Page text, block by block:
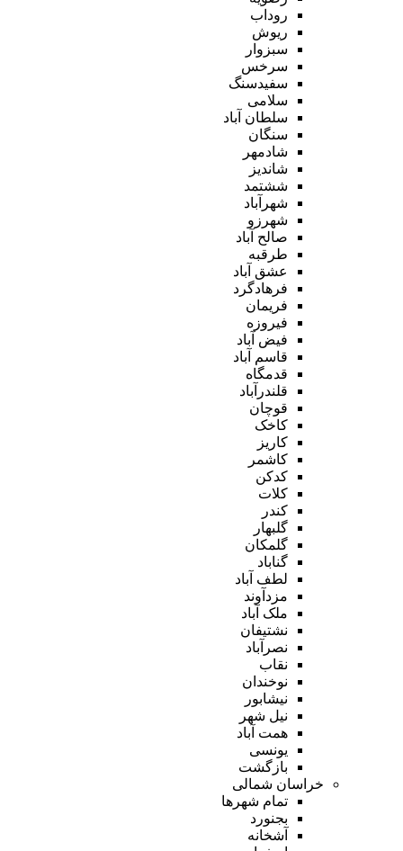
روداب
ریوش
سبزوار
سرخس
سفیدسنگ
سلامی
سلطان آباد
سنگان
شادمهر
شاندیز
ششتمد
شهرآباد
شهرزو
صالح آباد
طرقبه
عشق آباد
فرهادگرد
فریمان
فیروزه
فیض آباد
قاسم آباد
قدمگاه
قلندرآباد
قوچان
کاخک
کاریز
کاشمر
کدکن
کلات
کندر
گلبهار
گلمکان
گناباد
لطف آباد
مزدآوند
ملک آباد
نشتیفان
نصرآباد
نقاب
نوخندان
نیشابور
نیل شهر
همت آباد
یونسی
بازگشت
خراسان شمالی
تمام شهر‌ها
بجنورد
آشخانه